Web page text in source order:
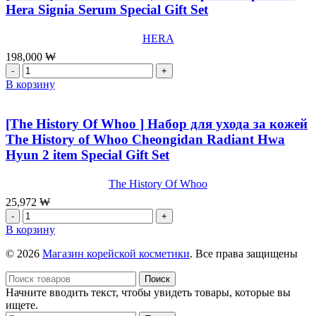
]
и
эмульсия
The
history
Whoo
Hwanyu
Duo
Set:
25ml.*2
Hera Signia Serum Special Gift Set
HERA
198,000 ₩
Количество
товара
[HERA]
набор
с
сывороткой
Hera
Special
Gift
Set
В корзину
[The History Of Whoo ] Набор для ухода за кожей
The History of Whoo Cheongidan Radiant Hwa
Hyun 2 item Special Gift Set
The History Of Whoo
25,972 ₩
Количество
товара
[The
History
Whoo
]
Набор
В корзину
© 2026 Магазин корейской косметики. Все права защищены
Поиск
Начните вводить текст, чтобы увидеть товары, которые вы
ищете.